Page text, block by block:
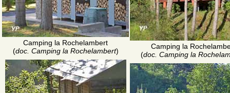
Camping la Rochelambert
(doc. Camping la Rochelambert)
Camping la
(doc. Camping la